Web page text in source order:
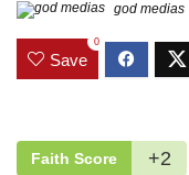
god medias
Save
0
Faith Score +2